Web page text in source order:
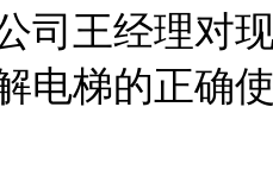
司王经理对
电梯的正确